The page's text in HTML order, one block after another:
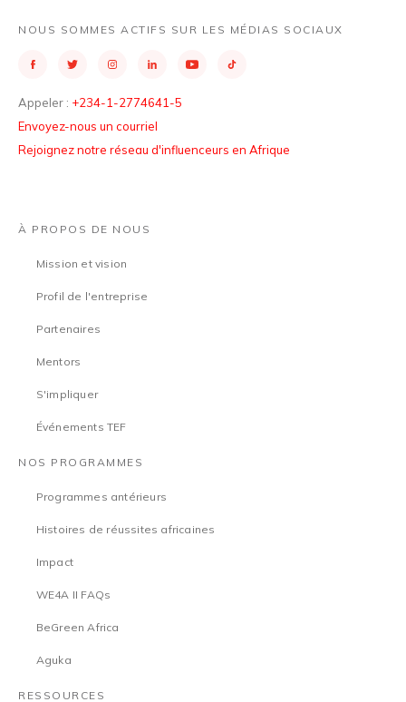
NOUS SOMMES ACTIFS SUR LES MÉDIAS SOCIAUX
Appeler : +234-1-2774641-5
Envoyez-nous un courriel
Rejoignez notre réseau d'influenceurs en Afrique
À PROPOS DE NOUS
Mission et vision
Profil de l'entreprise
Partenaires
Mentors
S'impliquer
Événements TEF
NOS PROGRAMMES
Programmes antérieurs
Histoires de réussites africaines
Impact
WE4A II FAQs
BeGreen Africa
Aguka
RESSOURCES